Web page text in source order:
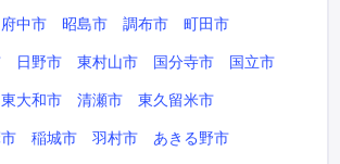
府中市 昭島市 調布市 町田市
日野市 東村山市 国分寺市 国立市
東大和市 清瀬市 東久留米市
稲城市 羽村市 あきる野市